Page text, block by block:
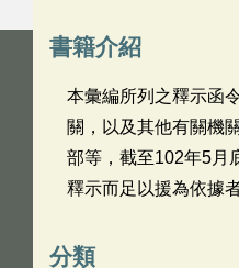
書籍介紹
本彙編所列之釋示函
關，以及其他有關機
部等，截至102年5月
釋示而足以援為依據者
分類